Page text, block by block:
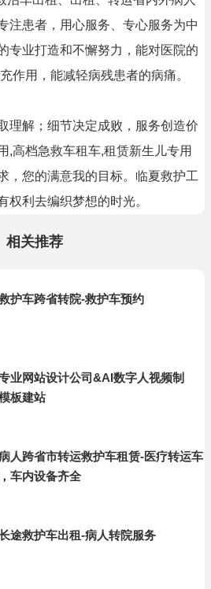
注患者，用心服务、专心服务为中
专业打造和不懈努力，能对医院的
作用，能减轻病残患者的病痛。
理解；细节决定成败，服务创造价
,高档急救车租车,租赁新生儿专用
，您的满意我的目标。临夏救护工
权利去编织梦想的时光。
相关推荐
护车跨省转院-救护车预约
业网站设计公司&AI数字人视频制
板建站
人跨省市转运救护车租赁-医疗转运车
车内设备齐全
途救护车出租-病人转院服务